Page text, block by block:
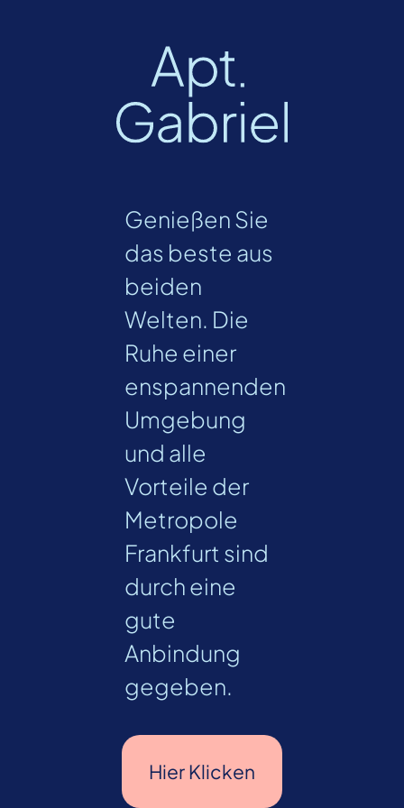
Genießen Sie
das beste aus
beiden
Welten. Die
Ruhe einer
enspannenden
Umgebung
und alle
Vorteile der
Metropole
Frankfurt sind
durch eine
gute
Anbindung
gegeben.
Hier Klicken